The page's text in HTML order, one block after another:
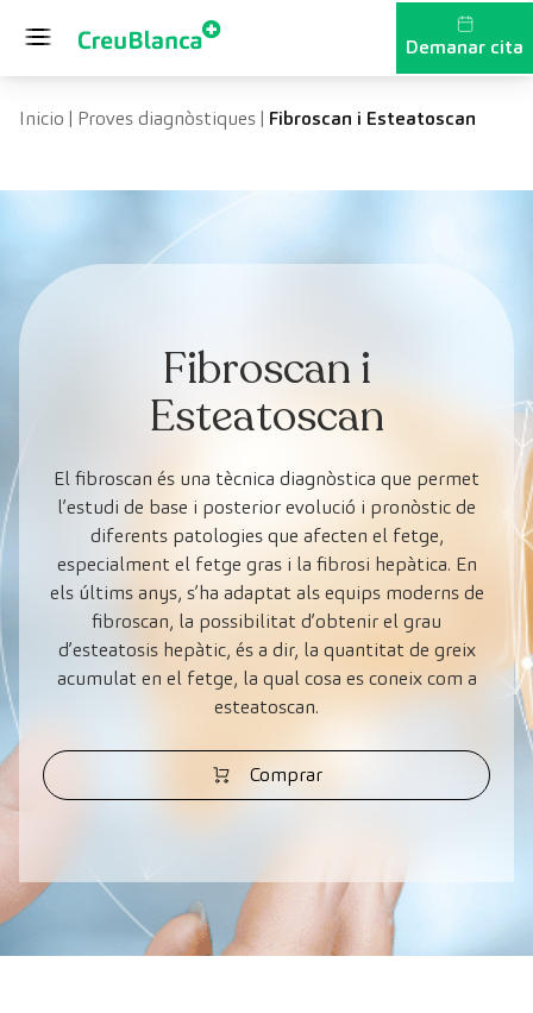
Demanar cita
Inicio | Proves diagnòstiques| Fibroscan i Esteatoscan
Fibroscan i
Esteatoscan
El fibroscan és una tècnica diagnòstica que permet
l’estudi de base i posterior evolució i pronòstic de
diferents patologies que afecten el fetge,
especialment el fetge gras i la fibrosi hepàtica. En
els últims anys, s’ha adaptat als equips moderns de
fibroscan, la possibilitat d’obtenir el grau
d’esteatosis hepàtic, és a dir, la quantitat de greix
acumulat en el fetge, la qual cosa es coneix com a
esteatoscan.
Comprar